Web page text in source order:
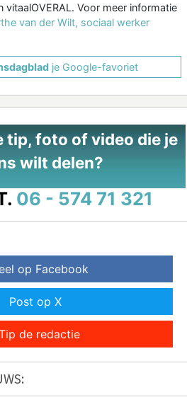
vitaalOVERAL. Voor meer informatie
van der Wilt, sociaal werker
je Google-favoriet
tip, foto of video die je
wilt delen?
06 - 574 71 321
op Facebook
Post op X
de redactie